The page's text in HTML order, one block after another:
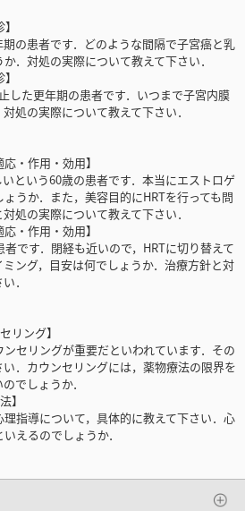
の患者です．どのような間隔で子宮癌と乳
．対処の実際について教えて下さい．
した更年期の患者です．いつまで子宮内膜
処の実際について教えて下さい．
・作用・効用】
という60歳の患者です．本当にエストロゲ
うか．また，美容目的にHRTを行っても問
処の実際について教えて下さい．
・作用・効用】
です．閉経も近いので，HRTに切り替えて
ング，目安は何でしょうか．治療方針と対
．
リング】
セリングが重要だといわれています．その
．カウンセリングには，薬物療法の限界を
でしょうか．
】
指導について，具体的に教えて下さい．心
えるのでしょうか．